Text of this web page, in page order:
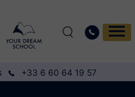
+33 6 60 64 19 57